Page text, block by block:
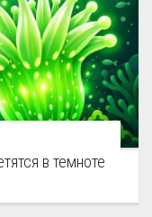
в темноте